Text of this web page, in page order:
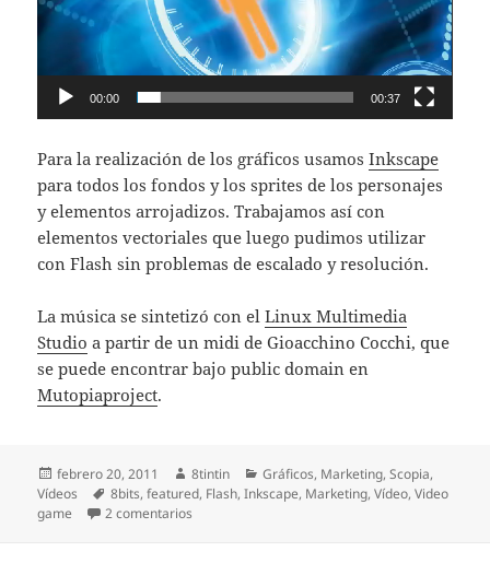
00:00 00:37
Para la realización de los gráficos usamosInkscape
para todos los fondos y los sprites de los personajes
y elementos arrojadizos. Trabajamos así con
elementos vectoriales que luego pudimos utilizar
con Flash sin problemas de escalado y resolución.
La música se sintetizó con elLinux Multimedia
Studio a partir de un midi de Gioacchino Cocchi, que
se puede encontrar bajo public domain en
Mutopiaproject.
Publicado
el
febrero 20, 2011 Autor
8tintin Categorías
Gráficos, Marketing,Scopia,
Vídeos
Etiquetas
8bits,featured, Flash,Inkscape, Marketing,Vídeo,Video
game
2 comentarios